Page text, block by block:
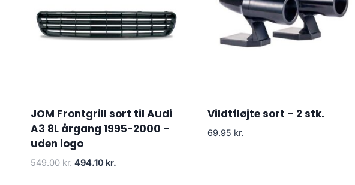
JOM Frontgrill sort til Audi
A3 8L årgang 1995-2000 –
uden logo
549.00kr. Den
494.10 kr.
Vildtfløjte sort – 2 stk.
69.95 kr.